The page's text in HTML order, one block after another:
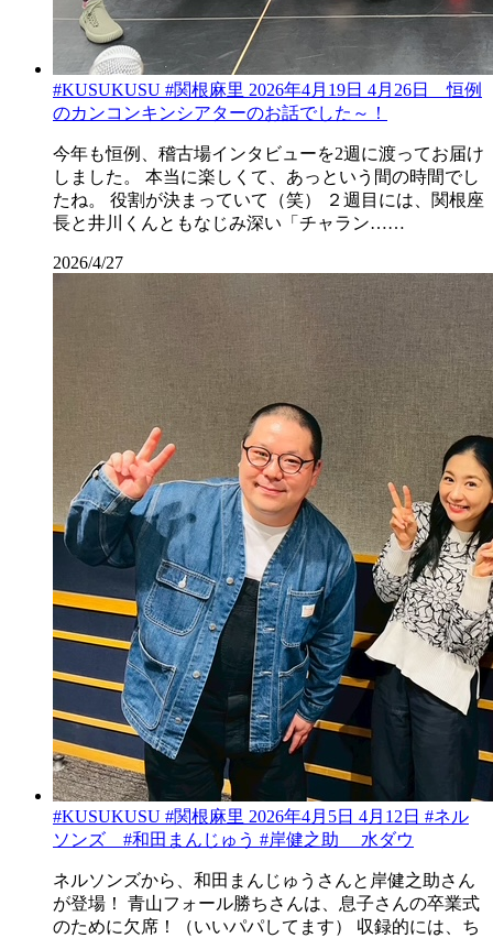
#KUSUKUSU #関根麻里 2026年4月19日 4月26日 恒例
のカンコンキンシアターのお話でした～！
今年も恒例、稽古場インタビューを2週に渡ってお届け
しました。 本当に楽しくて、あっという間の時間でし
たね。 役割が決まっていて（笑） ２週目には、関根座
長と井川くんともなじみ深い「チャラン……
2026/4/27
#KUSUKUSU #関根麻里 2026年4月5日 4月12日 #ネル
ソンズ #和田まんじゅう #岸健之助 水ダウ
ネルソンズから、和田まんじゅうさんと岸健之助さん
が登場！ 青山フォール勝ちさんは、息子さんの卒業式
のために欠席！（いいパパしてます） 収録的には、ち